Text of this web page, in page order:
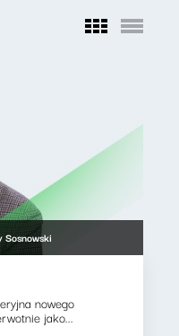
Sosnowski
nowego
jako...